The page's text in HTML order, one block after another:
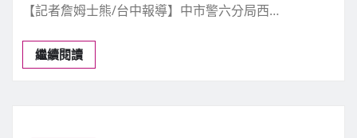
【記者詹姆士熊/台中報導】中市警六分局西…
繼續閱讀